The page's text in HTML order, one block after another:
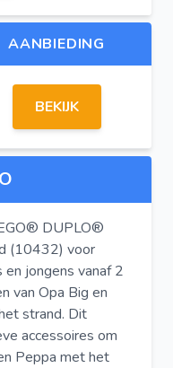
AANBIEDING
BEKIJK
DUPLO®
(10432) voor
jongens vanaf 2
van Opa Big en
strand. Dit
accessoires om
Peppa met het